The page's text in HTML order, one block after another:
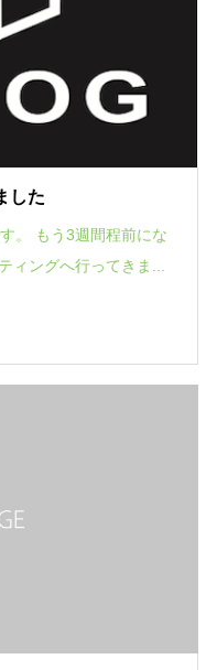
した
。 もう3週間程前にな
ィングへ行ってきま...